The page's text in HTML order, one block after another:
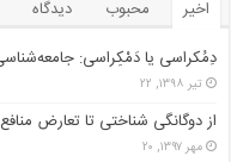
اخیر محبوب دیدگاه
دِمُکراسی یا دَمْکِراسی:
تیر ۱۳۹۸, ۲۲
از دوگانگی شناختی تا تعارض
مهر ۱۳۹۷, ۲۰